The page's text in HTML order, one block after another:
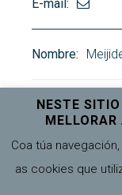
BIOSUV
986
NESTE
MELLORAR
Coa túa
as cookies que